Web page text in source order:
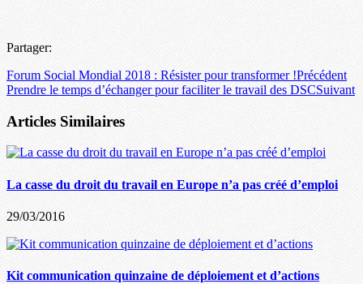
Partager:
Forum Social Mondial 2018 : Résister pour transformer !Précédent
Prendre le temps d’échanger pour faciliter le travail des DSCSuivant
Articles Similaires
La casse du droit du travail en Europe n’a pas créé d’emploi
29/03/2016
Kit communication quinzaine de déploiement et d’actions